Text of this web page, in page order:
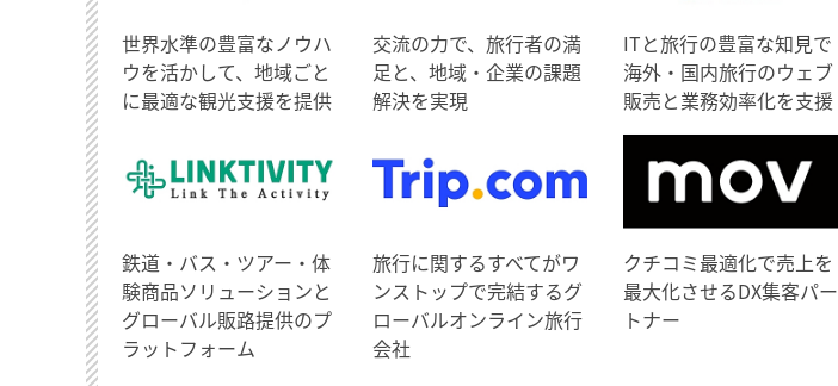
世界水準の豊富なノウハ
ウを活かして、地域ごと
に最適な観光支援を提供
交流の力で、旅行者の満
足と、地域・企業の課題
解決を実現
ITと旅行の豊富な知見で
海外・国内旅行のウェブ
販売と業務効率化を支援
鉄道・バス・ツアー・体
験商品ソリューションと
グローバル販路提供のプ
ラットフォーム
旅行に関するすべてがワ
ンストップで完結するグ
ローバルオンライン旅行
会社
クチコミ最適化で売上を
最大化させるDX集客パー
トナー